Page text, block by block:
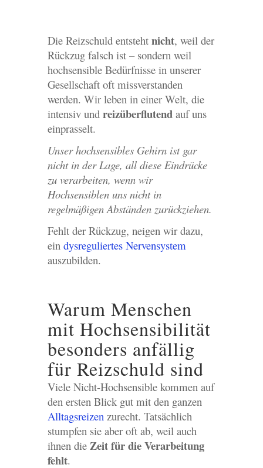
Die Reizschuld entsteht nicht, weil der
Rückzug falsch ist – sondern weil
hochsensible Bedürfnisse in unserer
Gesellschaft oft missverstanden
werden. Wir leben in einer Welt, die
intensiv und reizüberflutendauf uns
einprasselt.
Unser hochsensibles Gehirn ist gar
nicht in der Lage, all diese Eindrücke
zu verarbeiten, wenn wir
Hochsensiblen uns nicht in
regelmäßigen Abständen zurückziehen.
Fehlt der Rückzug, neigen wir dazu,
ein dysreguliertes Nervensystem
auszubilden.
Warum Menschen
mit Hochsensibilität
besonders anfällig
für Reizschuld sind
Viele Nicht-Hochsensible kommen auf
den ersten Blick gut mit den ganzen
Alltagsreizenzurecht. Tatsächlich
stumpfen sie aber oft ab, weil auch
ihnen die Zeit für die Verarbeitung
fehlt.